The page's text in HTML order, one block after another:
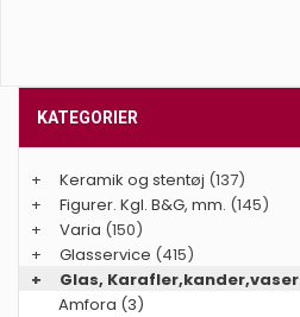
KATEGORIER
+ Keramik og stentøj (137)
+
Figurer. Kgl. B&G, mm. (145)
+
Varia (150)
+
Glasservice (415)
+
Glas, Karafler,kander,vaser
Amfora (3)